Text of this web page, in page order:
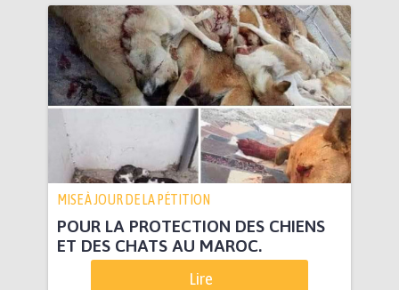
MISE À JOUR DE LA PÉTITION
POUR LA PROTECTION DES CHIENS
ET DES CHATS AU MAROC.
Lire